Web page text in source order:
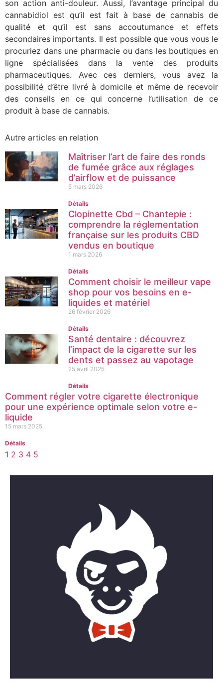
son action anti-douleur. Aussi, l’avantage principal du
cannabidiol est qu’il est fait à base de cannabis de
qualité et qu’il est sans accoutumance et effets
secondaires importants. Il est possible que vous vous le
procuriez dans une pharmacie ou dans les boutiques en
ligne spécialisées dans la vente des produits
pharmaceutiques. Avec ces derniers, vous avez la
possibilité d’être livré à domicile et même de recevoir
des conseils en ce qui concerne l’utilisation de ce
produit à base de cannabis.
Autre articles en relation
Maîtriser l’art de faire des ronds
de fumée grâce aux réglages
d’airflow et de puissance
5 mars 2026
Détails
Clopinette Cbd – Chantepie :
comprendre la réglementation
française sur les produits CBD
vendus en boutique
1 mars 2026
Détails
Comment choisir le meilleur vape
shop pour vos besoins en e-
liquides et matériel
26 février 2026
Détails
Santé dentaire : découvrez
l’impact de la cigarette sur les
dents et passez au vapotage
25 avril 2025
Détails
Comment régler votre cigarette électronique
pour une expérience optimale selon votre e-
liquide
15 mars 2025
Détails
1 2 3 4 5